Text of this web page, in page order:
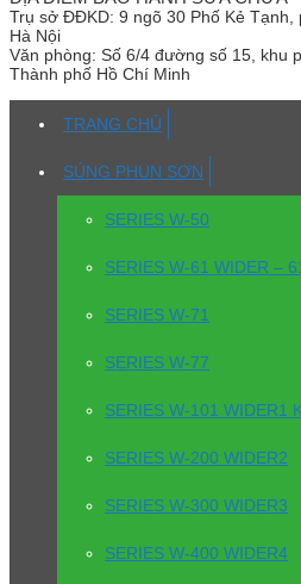
Trụ sở ĐĐKD: 9 ngõ 30 Phố Kẻ
Hà Nội
Văn phòng: Số 6/4 đường số 15, khu
Thành phố Hồ Chí Minh
TRANG CHỦ
SÚNG PHUN SƠN
SERIES W-50
SERIES W-61 WIDER –
SERIES W-71
SERIES W-77
SERIES W-101 WIDER1
SERIES W-200 WIDER2
SERIES W-300 WIDER3
SERIES W-400 WIDER4